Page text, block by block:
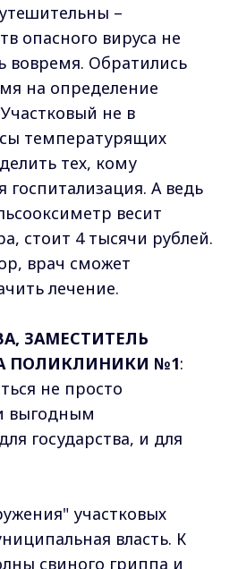
–
опасного вируса не
Обратились
на определение
не в
температурящих
тех, кому
госпитализация. А ведь
весит
стоит 4 тысячи рублей.
врач сможет
лечение.
ЗАМЕСТИТЕЛЬ
ПОЛИКЛИНИКИ №1:
не просто
выгодным
государства, и для
участковых
власть. К
свиного гриппа и